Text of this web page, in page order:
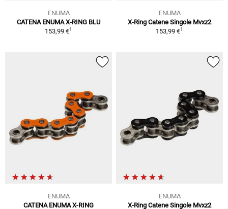
ENUMA
CATENA ENUMA X-RING BLU
153,99 €1
ENUMA
X-Ring Catene Singole Mvxz2
153,99 €1
ENUMA
CATENA ENUMA X-RING
ENUMA
X-Ring Catene Singole Mvxz2